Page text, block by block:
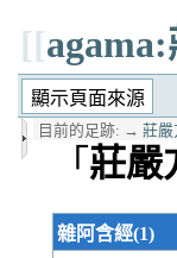
[[
目前的足跡: → 莊嚴
「 莊嚴
雜阿含經(1)